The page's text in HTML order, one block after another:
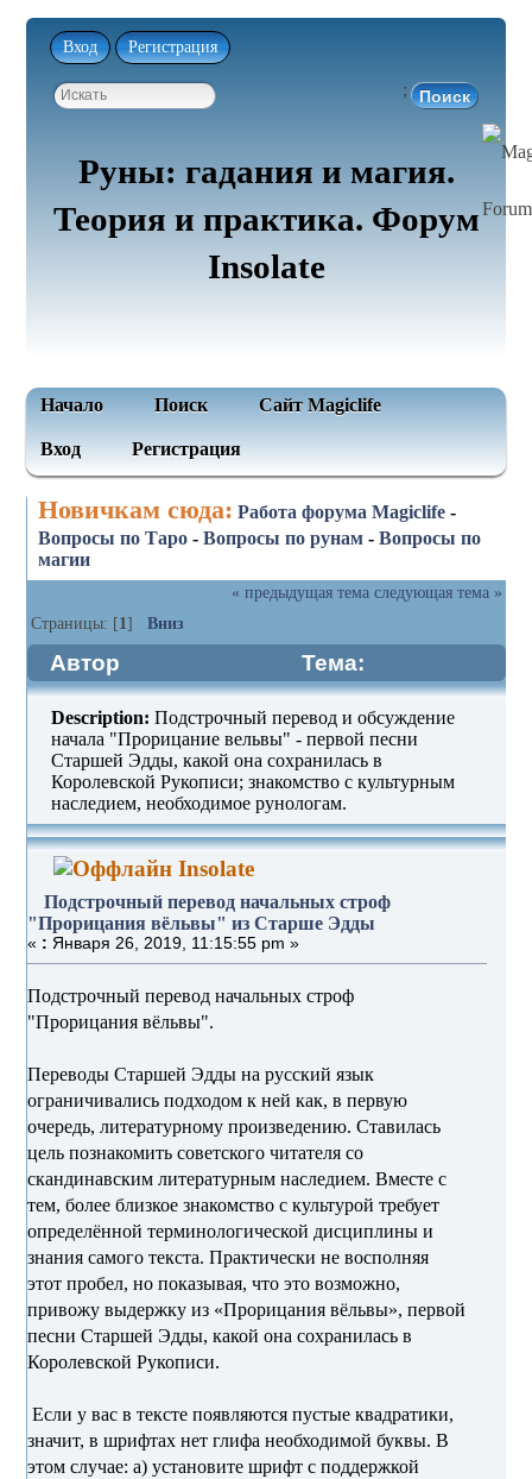
Вход Регистрация
;
Руны: гадания и магия.
Теория и практика. Форум
Insolate
Начало Поиск Сайт Magiclife
Вход Регистрация
Новичкам сюда: Работа форума Magiclife -
Вопросы по Таро -Вопросы по рунам -Вопросы по
магии
« предыдущая тема следующая тема »
Страницы: [1]Вниз
Автор
Тема:
Подстрочный перевод начальных
строф "Прорицания вёльвы" из
Старше Эдды (Прочитано 1283 раз)
Description: Подстрочный перевод и обсуждение
начала "Прорицание вельвы" - первой песни
Старшей Эдды, какой она сохранилась в
Королевской Рукописи; знакомство с культурным
наследием, необходимое рунологам.
Insolate
Подстрочный перевод начальных строф
"Прорицания вёльвы" из Старше Эдды
« : Января 26, 2019, 11:15:55 pm »
Подстрочный перевод начальных строф
"Прорицания вёльвы".
Переводы Старшей Эдды на русский язык
ограничивались подходом к ней как, в первую
очередь, литературному произведению. Ставилась
цель познакомить советского читателя со
скандинавским литературным наследием. Вместе с
тем, более близкое знакомство с культурой требует
определённой терминологической дисциплины и
знания самого текста. Практически не восполняя
этот пробел, но показывая, что это возможно,
привожу выдержку из «Прорицания вёльвы», первой
песни Старшей Эдды, какой она сохранилась в
Королевской Рукописи.
Если у вас в тексте появляются пустые квадратики,
значит, в шрифтах нет глифа необходимой буквы. В
этом случае: а) установите шрифт с поддержкой